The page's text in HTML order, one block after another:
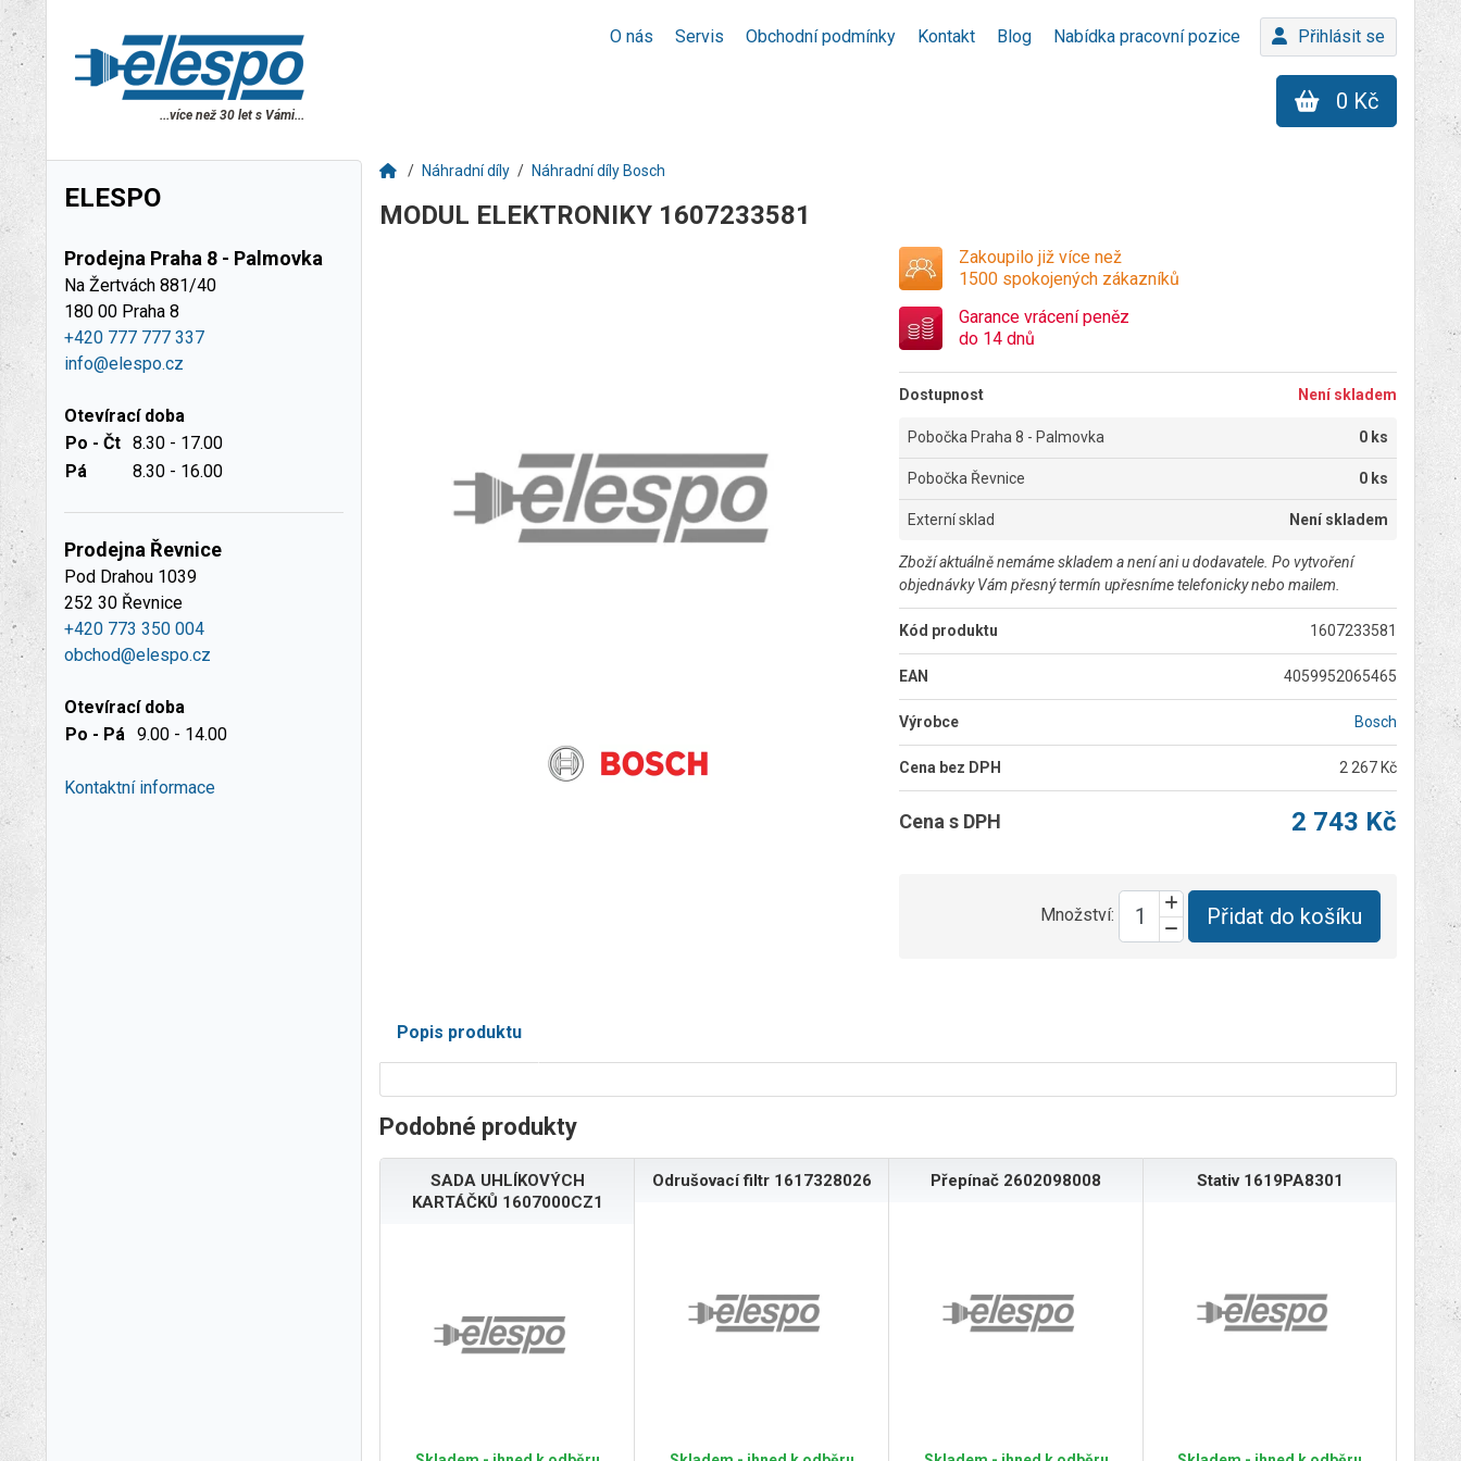
O nás Servis Obchodní podmínky Kontakt Blog Nabídka pracovní pozice Přihlásit se
...více než 30 let s Vámi...
0 Kč
ELESPO
Prodejna Praha 8 - Palmovka
Na Žertvách 881/40
180 00 Praha 8
+420 777 777 337
info@elespo.cz
Otevírací doba
Po - Čt 8.30 - 17.00
Pá
8.30 - 16.00
Prodejna Řevnice
Pod Drahou 1039
252 30 Řevnice
+420 773 350 004
obchod@elespo.cz
Otevírací doba
Po - Pá 9.00 - 14.00
Kontaktní informace
Náhradní díly Náhradní díly Bosch
MODUL ELEKTRONIKY 1607233581
Zakoupilo již více než
1500 spokojených zákazníků
Garance vrácení peněz
do 14 dnů
Dostupnost Není skladem
Pobočka Praha 8 - Palmovka 0 ks
Pobočka Řevnice 0 ks
Externí sklad Není skladem
Zboží aktuálně nemáme skladem a není ani u dodavatele. Po vytvoření
objednávky Vám přesný termín upřesníme telefonicky nebo mailem.
Kód produktu 1607233581
EAN 4059952065465
Výrobce Bosch
Cena bez DPH 2 267 Kč
Cena s DPH 2 743 Kč
Množství: Přidat do košíku
Popis produktu
Podobné produkty
SADA UHLÍKOVÝCH
KARTÁČKŮ 1607000CZ1
Odrušovací filtr 1617328026 Přepínač 2602098008 Stativ 1619PA8301